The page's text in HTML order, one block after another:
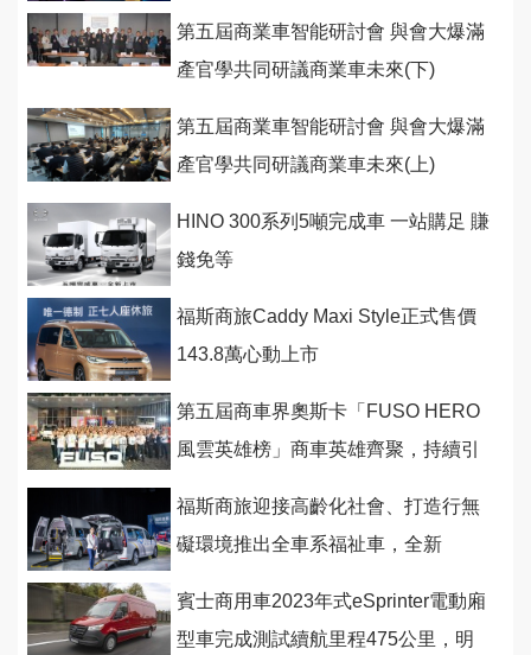
第五屆商業車智能研討會 與會大爆滿
產官學共同研議商業車未來(下)
第五屆商業車智能研討會 與會大爆滿
產官學共同研議商業車未來(上)
HINO 300系列5噸完成車 一站購足 賺
錢免等
福斯商旅Caddy Maxi Style正式售價
143.8萬心動上市
第五屆商車界奧斯卡「FUSO HERO
風雲英雄榜」商車英雄齊聚，持續引
福斯商旅迎接高齡化社會、打造行無
礙環境推出全車系福祉車，全新
賓士商用車2023年式eSprinter電動廂
型車完成測試續航里程475公里，明